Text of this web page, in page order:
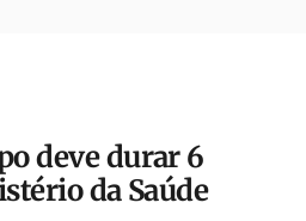
deve durar 6
da Saúde